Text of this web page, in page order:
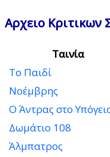
Αρχειο Κριτικων
Ταινία
Το Παιδί
Νοέμβρης
Ο Άντρας στο
Δωμάτιο 108
Άλμπατρος